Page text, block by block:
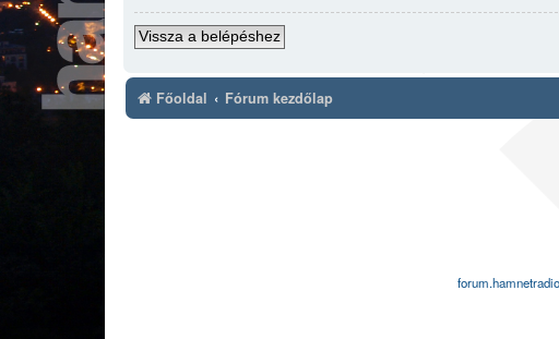
Vissza a belépéshez
Főoldal Fórum kezdőlap